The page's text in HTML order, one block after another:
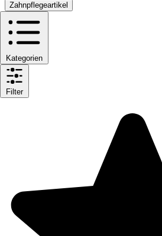
Zahnpflegeartikel
Kategorien
Filter